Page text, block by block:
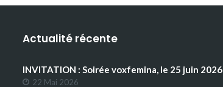
Actualité récente
INVITATION : Soirée voxfemina, le 25 juin 2026
22 Mai 2026